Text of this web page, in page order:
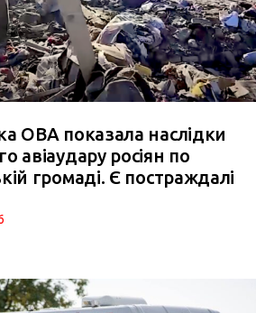
ОВА показала наслідки
авіаудару росіян по
громаді. Є постраждалі